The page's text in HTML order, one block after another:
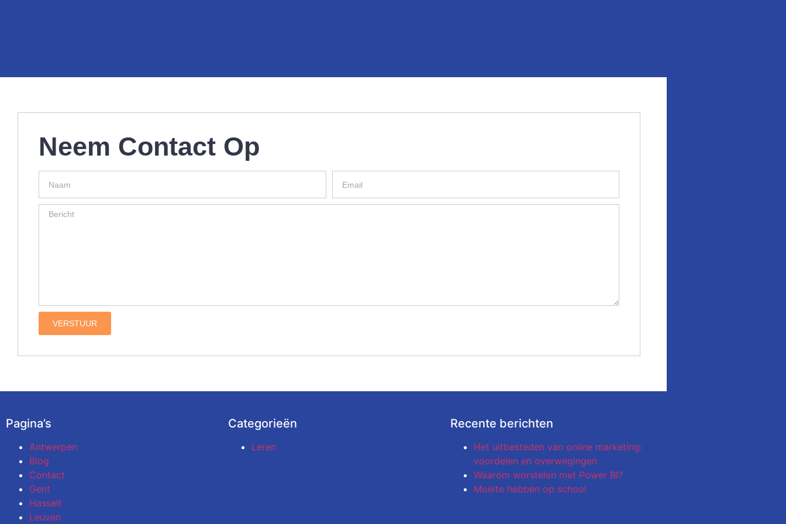
Neem Contact Op
VERSTUUR
Pagina’s
Antwerpen
Blog
Contact
Gent
Hasselt
Leuven
Categorieën
Leren
Recente berichten
Het uitbesteden van online marketing:
voordelen en overwegingen
Waarom worstelen met Power BI?
Moeite hebben op school